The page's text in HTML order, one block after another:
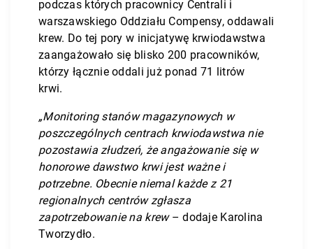
podczas których pracownicy Centrali i
warszawskiego Oddziału Compensy, oddawali
krew. Do tej pory w inicjatywę krwiodawstwa
zaangażowało się blisko 200 pracowników,
którzy łącznie oddali już ponad 71 litrów
krwi.
„Monitoring stanów magazynowych w
poszczególnych centrach krwiodawstwa nie
pozostawia złudzeń, że angażowanie się w
honorowe dawstwo krwi jest ważne i
potrzebne. Obecnie niemal każde z 21
regionalnych centrów zgłasza
zapotrzebowanie na krew – dodaje Karolina
Tworzydło.